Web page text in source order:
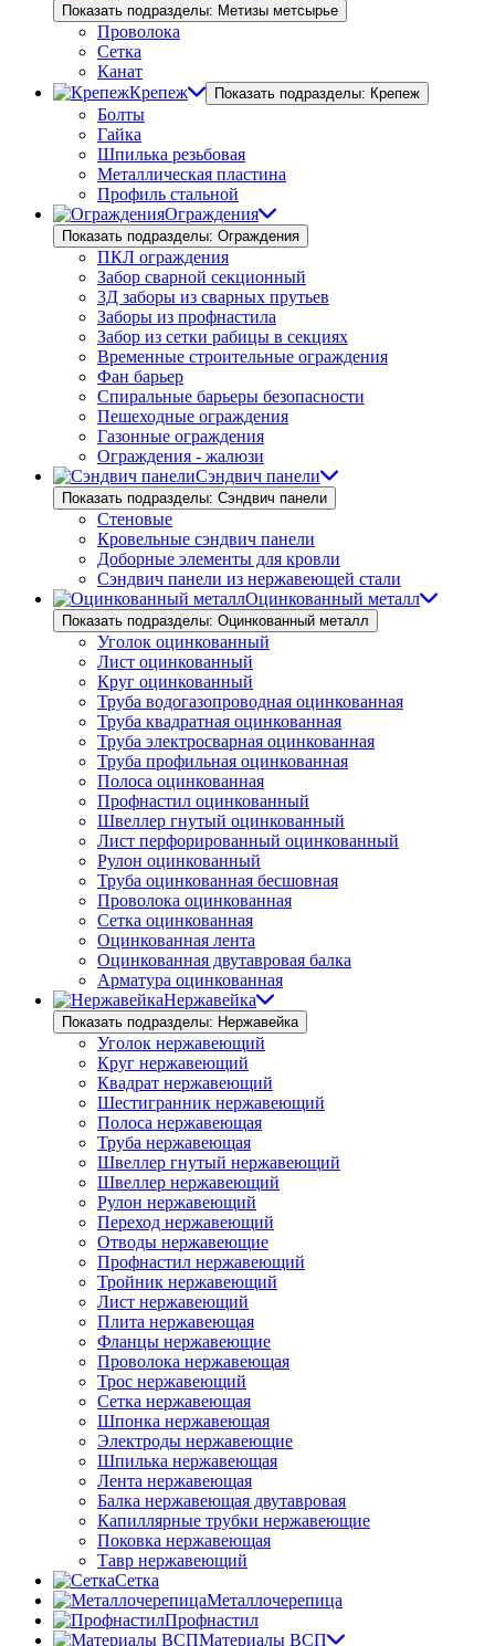
Показать подразделы: Метизы метсырье
Проволока
Сетка
Канат
Крепеж
Показать подразделы: Крепеж
Болты
Гайка
Шпилька резьбовая
Металлическая пластина
Профиль стальной
Ограждения
Показать подразделы: Ограждения
ПКЛ ограждения
Забор сварной секционный
3Д заборы из сварных прутьев
Заборы из профнастила
Забор из сетки рабицы в секциях
Временные строительные ограждения
Фан барьер
Спиральные барьеры безопасности
Пешеходные ограждения
Газонные ограждения
Ограждения - жалюзи
Сэндвич панели
Показать подразделы: Сэндвич панели
Стеновые
Кровельные сэндвич панели
Доборные элементы для кровли
Сэндвич панели из нержавеющей стали
Оцинкованный металл
Показать подразделы: Оцинкованный металл
Уголок оцинкованный
Лист оцинкованный
Круг оцинкованный
Труба водогазопроводная оцинкованная
Труба квадратная оцинкованная
Труба электросварная оцинкованная
Труба профильная оцинкованная
Полоса оцинкованная
Профнастил оцинкованный
Швеллер гнутый оцинкованный
Лист перфорированный оцинкованный
Рулон оцинкованный
Труба оцинкованная бесшовная
Проволока оцинкованная
Сетка оцинкованная
Оцинкованная лента
Оцинкованная двутавровая балка
Арматура оцинкованная
Нержавейка
Показать подразделы: Нержавейка
Уголок нержавеющий
Круг нержавеющий
Квадрат нержавеющий
Шестигранник нержавеющий
Полоса нержавеющая
Труба нержавеющая
Швеллер гнутый нержавеющий
Швеллер нержавеющий
Рулон нержавеющий
Переход нержавеющий
Отводы нержавеющие
Профнастил нержавеющий
Тройник нержавеющий
Лист нержавеющий
Плита нержавеющая
Фланцы нержавеющие
Проволока нержавеющая
Трос нержавеющий
Сетка нержавеющая
Шпонка нержавеющая
Электроды нержавеющие
Шпилька нержавеющая
Лента нержавеющая
Балка нержавеющая двутавровая
Капиллярные трубки нержавеющие
Поковка нержавеющая
Тавр нержавеющий
Сетка
Металлочерепица
Профнастил
Материалы ВСП